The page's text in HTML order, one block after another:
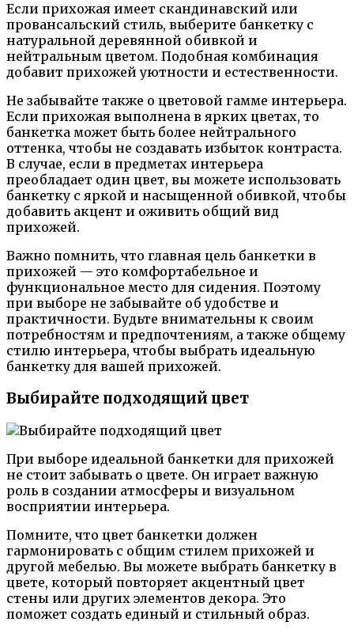
Если прихожая имеет скандинавский или
провансальский стиль, выберите банкетку с
натуральной деревянной обивкой и
нейтральным цветом. Подобная комбинация
добавит прихожей уютности и естественности.
Не забывайте также о цветовой гамме интерьера.
Если прихожая выполнена в ярких цветах, то
банкетка может быть более нейтрального
оттенка, чтобы не создавать избыток контраста.
В случае, если в предметах интерьера
преобладает один цвет, вы можете использовать
банкетку с яркой и насыщенной обивкой, чтобы
добавить акцент и оживить общий вид
прихожей.
Важно помнить, что главная цель банкетки в
прихожей — это комфортабельное и
функциональное место для сидения. Поэтому
при выборе не забывайте об удобстве и
практичности. Будьте внимательны к своим
потребностям и предпочтениям, а также общему
стилю интерьера, чтобы выбрать идеальную
банкетку для вашей прихожей.
Выбирайте подходящий цвет
При выборе идеальной банкетки для прихожей
не стоит забывать о цвете. Он играет важную
роль в создании атмосферы и визуальном
восприятии интерьера.
Помните, что цвет банкетки должен
гармонировать с общим стилем прихожей и
другой мебелью. Вы можете выбрать банкетку в
цвете, который повторяет акцентный цвет
стены или других элементов декора. Это
поможет создать единый и стильный образ.